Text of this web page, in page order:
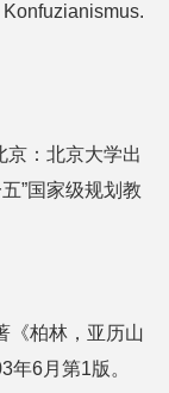
京：北京大学出
”国家级规划教
《柏林，亚历山
年6月第1版。